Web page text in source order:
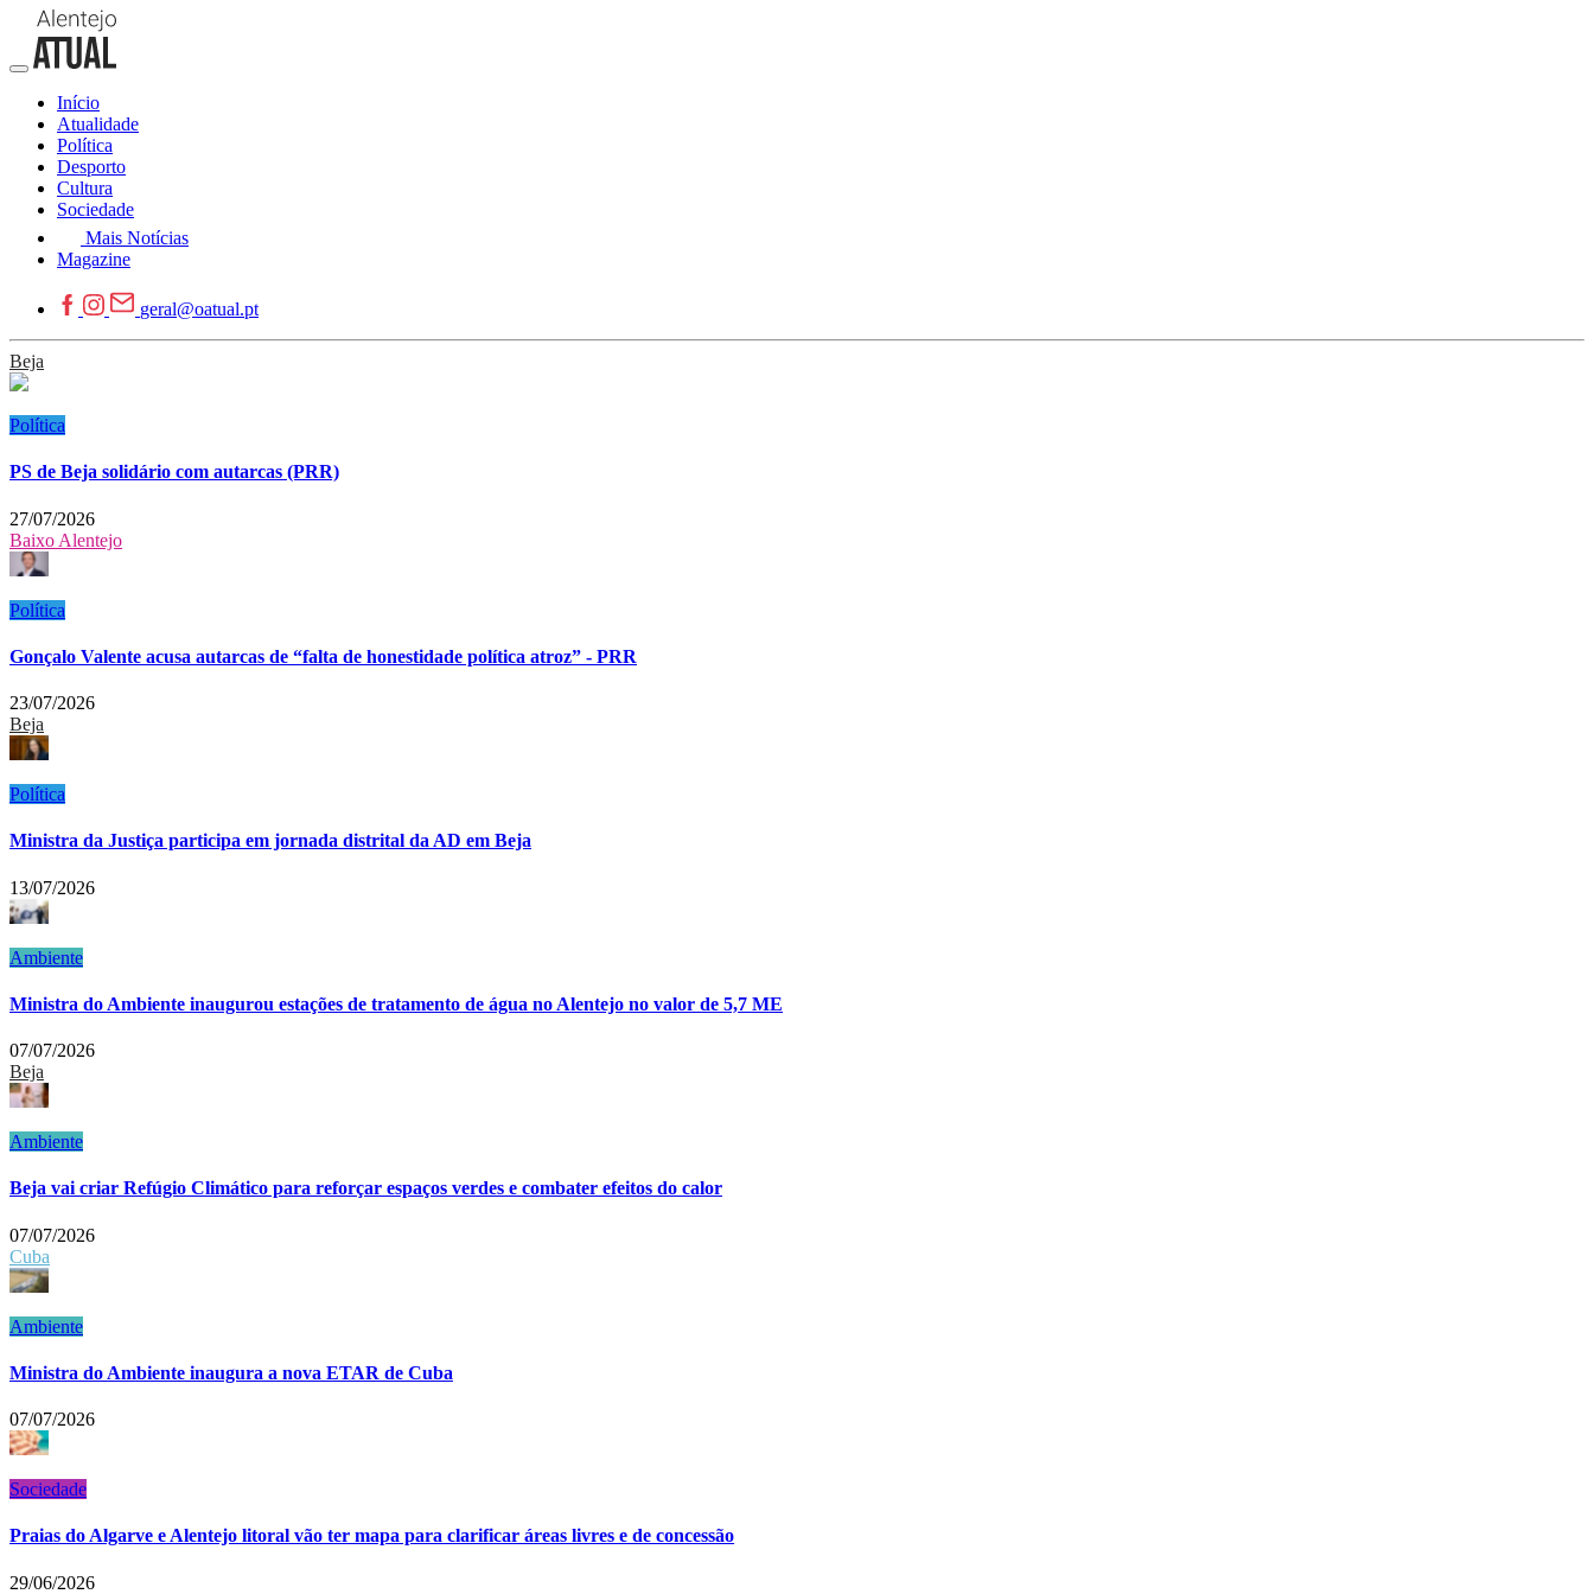
Início
Atualidade
Política
Desporto
Cultura
Sociedade
Mais Notícias
Magazine
geral@oatual.pt
Beja
Política
PS de Beja solidário com autarcas (PRR)
27/07/2026
Baixo Alentejo
Política
Gonçalo Valente acusa autarcas de “falta de honestidade política atroz” - PRR
23/07/2026
Beja
Política
Ministra da Justiça participa em jornada distrital da AD em Beja
13/07/2026
Ambiente
Ministra do Ambiente inaugurou estações de tratamento de água no Alentejo no valor de 5,7 ME
07/07/2026
Beja
Ambiente
Beja vai criar Refúgio Climático para reforçar espaços verdes e combater efeitos do calor
07/07/2026
Cuba
Ambiente
Ministra do Ambiente inaugura a nova ETAR de Cuba
07/07/2026
Sociedade
Praias do Algarve e Alentejo litoral vão ter mapa para clarificar áreas livres e de concessão
29/06/2026